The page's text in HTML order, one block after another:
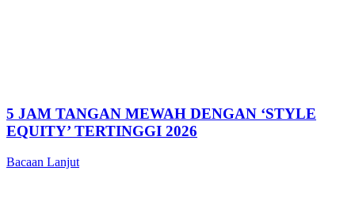
5 JAM TANGAN MEWAH DENGAN ‘STYLE
EQUITY’ TERTINGGI 2026
Bacaan Lanjut